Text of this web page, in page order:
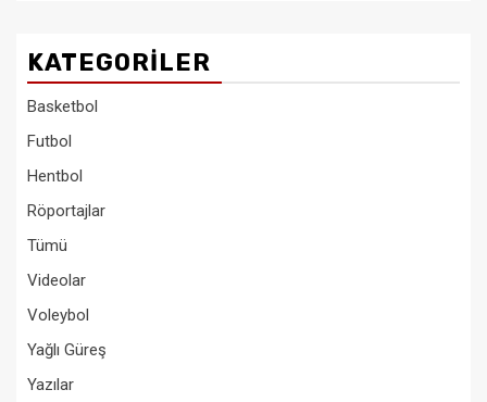
KATEGORILER
Basketbol
Futbol
Hentbol
Röportajlar
Tümü
Videolar
Voleybol
Yağlı Güreş
Yazılar